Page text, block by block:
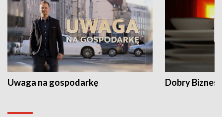
Uwaga na gospodarkę Dobry Biznes